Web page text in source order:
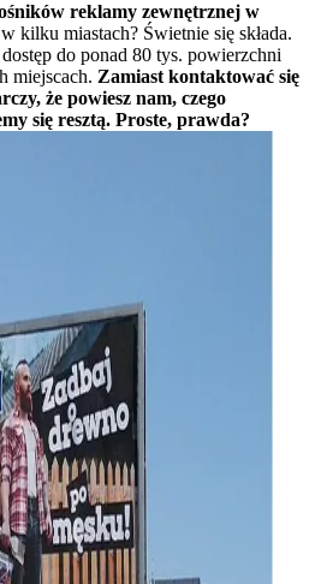
reklamy zewnętrznej w
kilku miastach? Świetnie się składa.
do ponad 80 tys. powierzchni
miejscach. Zamiast kontaktować się
że powiesz nam, czego
się resztą. Proste, prawda?